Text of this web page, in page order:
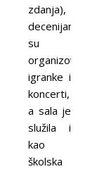
zdanja),
decenijama
su
organizovane
igranke i
koncerti,
a sala je
služila i
kao
školska